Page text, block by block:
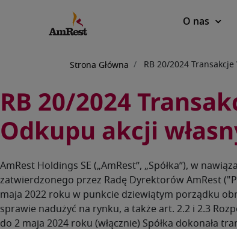
Main
O nas
Ścieżka
Strona Główna RB 20/2024
RB 20/2024
Odkupu akcji
AmRest Holdings SE („AmRest”, „Spółka”), w
zatwierdzonego przez Radę Dyrektorów AmRest
maja 2022 roku w punkcie dziewiątym porządku
sprawie nadużyć na rynku, a także art. 2.2 i 2.3
do 2 maja 2024 roku (włącznie) Spółka dokonała